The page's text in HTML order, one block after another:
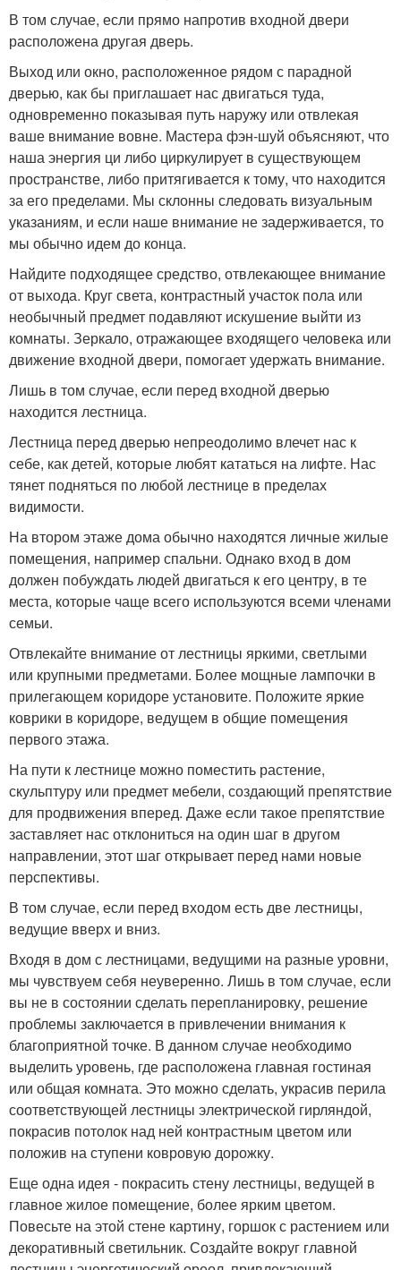
В том случае, если прямо напротив входной двери
расположена другая дверь.
Выход или окно, расположенное рядом с парадной
дверью, как бы приглашает нас двигаться туда,
одновременно показывая путь наружу или отвлекая
ваше внимание вовне. Мастера фэн-шуй объясняют, что
наша энергия ци либо циркулирует в существующем
пространстве, либо притягивается к тому, что находится
за его пределами. Мы склонны следовать визуальным
указаниям, и если наше внимание не задерживается, то
мы обычно идем до конца.
Найдите подходящее средство, отвлекающее внимание
от выхода. Круг света, контрастный участок пола или
необычный предмет подавляют искушение выйти из
комнаты. Зеркало, отражающее входящего человека или
движение входной двери, помогает удержать внимание.
Лишь в том случае, если перед входной дверью
находится лестница.
Лестница перед дверью непреодолимо влечет нас к
себе, как детей, которые любят кататься на лифте. Нас
тянет подняться по любой лестнице в пределах
видимости.
На втором этаже дома обычно находятся личные жилые
помещения, например спальни. Однако вход в дом
должен побуждать людей двигаться к его центру, в те
места, которые чаще всего используются всеми членами
семьи.
Отвлекайте внимание от лестницы яркими, светлыми
или крупными предметами. Более мощные лампочки в
прилегающем коридоре установите. Положите яркие
коврики в коридоре, ведущем в общие помещения
первого этажа.
На пути к лестнице можно поместить растение,
скульптуру или предмет мебели, создающий препятствие
для продвижения вперед. Даже если такое препятствие
заставляет нас отклониться на один шаг в другом
направлении, этот шаг открывает перед нами новые
перспективы.
В том случае, если перед входом есть две лестницы,
ведущие вверх и вниз.
Входя в дом с лестницами, ведущими на разные уровни,
мы чувствуем себя неуверенно. Лишь в том случае, если
вы не в состоянии сделать перепланировку, решение
проблемы заключается в привлечении внимания к
благоприятной точке. В данном случае необходимо
выделить уровень, где расположена главная гостиная
или общая комната. Это можно сделать, украсив перила
соответствующей лестницы электрической гирляндой,
покрасив потолок над ней контрастным цветом или
положив на ступени ковровую дорожку.
Еще одна идея - покрасить стену лестницы, ведущей в
главное жилое помещение, более ярким цветом.
Повесьте на этой стене картину, горшок с растением или
декоративный светильник. Создайте вокруг главной